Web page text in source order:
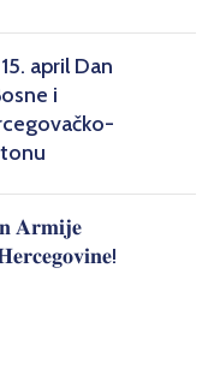
april Dan
i
𝐀𝐫𝐦𝐢𝐣𝐞